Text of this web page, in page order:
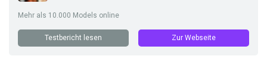
Mehr als 10.000 Models online
Testbericht lesen Zur Webseite